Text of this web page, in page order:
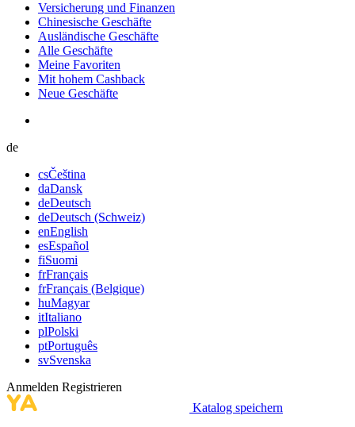
Versicherung und Finanzen
Chinesische Geschäfte
Ausländische Geschäfte
Alle Geschäfte
Meine Favoriten
Mit hohem Cashback
Neue Geschäfte
de
csČeština
daDansk
deDeutsch
deDeutsch (Schweiz)
enEnglish
esEspañol
fiSuomi
frFrançais
frFrançais (Belgique)
huMagyar
itItaliano
plPolski
ptPortuguês
svSvenska
Anmelden Registrieren
Katalog speichern